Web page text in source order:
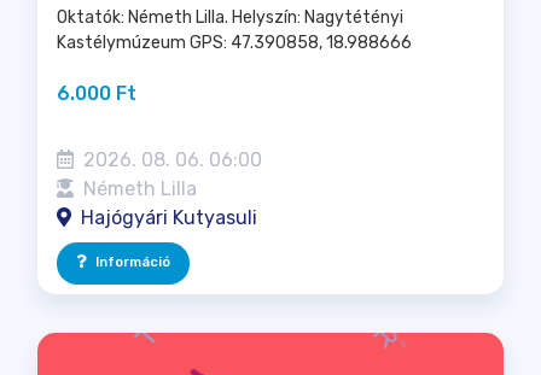
Oktatók: Németh Lilla. Helyszín: Nagytétényi
Kastélymúzeum GPS: 47.390858, 18.988666
6.000 Ft
2026. 08. 06. 06:00
Németh Lilla
Hajógyári Kutyasuli
Információ